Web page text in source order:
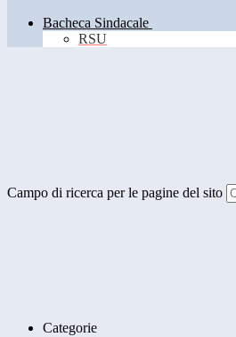
Bacheca Sindacale
RSU
Campo di ricerca per le pagine del sito
Categorie